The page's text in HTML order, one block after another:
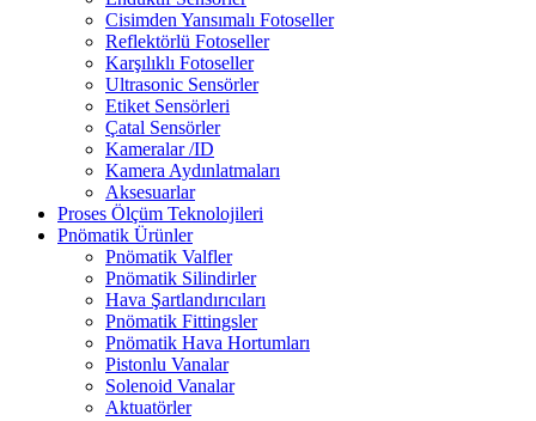
Cisimden Yansımalı Fotoseller
Reflektörlü Fotoseller
Karşılıklı Fotoseller
Ultrasonic Sensörler
Etiket Sensörleri
Çatal Sensörler
Kameralar /ID
Kamera Aydınlatmaları
Aksesuarlar
Proses Ölçüm Teknolojileri
Pnömatik Ürünler
Pnömatik Valfler
Pnömatik Silindirler
Hava Şartlandırıcıları
Pnömatik Fittingsler
Pnömatik Hava Hortumları
Pistonlu Vanalar
Solenoid Vanalar
Aktuatörler